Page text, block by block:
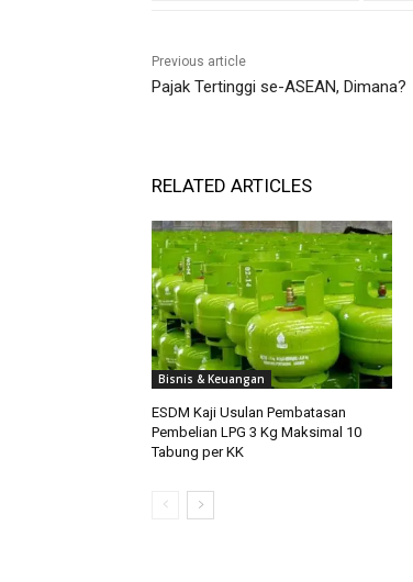
Previous article
Pajak Tertinggi se-ASEAN, Dimana?
RELATED ARTICLES
Bisnis & Keuangan
ESDM Kaji Usulan Pembatasan
Pembelian LPG 3 Kg Maksimal 10
Tabung per KK